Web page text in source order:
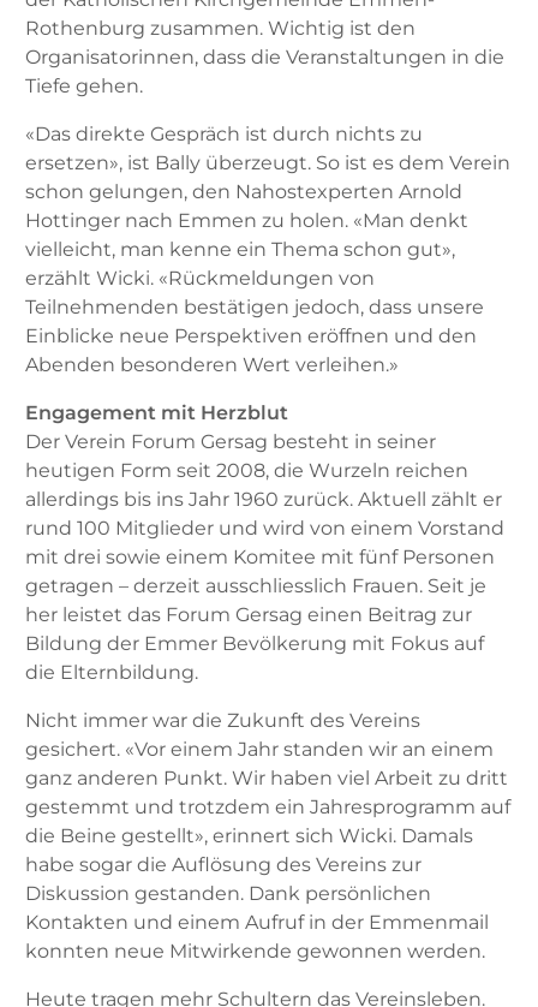
Rothenburg zusammen. Wichtig ist den
Organisatorinnen, dass die Veranstaltungen in die
Tiefe gehen.
«Das direkte Gespräch ist durch nichts zu
ersetzen», ist Bally überzeugt. So ist es dem Verein
schon gelungen, den Nahostexperten Arnold
Hottinger nach Emmen zu holen. «Man denkt
vielleicht, man kenne ein Thema schon gut»,
erzählt Wicki. «Rückmeldungen von
Teilnehmenden bestätigen jedoch, dass unsere
Einblicke neue Perspektiven eröffnen und den
Abenden besonderen Wert verleihen.»
Engagement mit Herzblut
Der Verein Forum Gersag besteht in seiner
heutigen Form seit 2008, die Wurzeln reichen
allerdings bis ins Jahr 1960 zurück. Aktuell zählt er
rund 100 Mitglieder und wird von einem Vorstand
mit drei sowie einem Komitee mit fünf Personen
getragen – derzeit ausschliesslich Frauen. Seit je
her leistet das Forum Gersag einen Beitrag zur
Bildung der Emmer Bevölkerung mit Fokus auf
die Elternbildung.
Nicht immer war die Zukunft des Vereins
gesichert. «Vor einem Jahr standen wir an einem
ganz anderen Punkt. Wir haben viel Arbeit zu dritt
gestemmt und trotzdem ein Jahresprogramm auf
die Beine gestellt», erinnert sich Wicki. Damals
habe sogar die Auflösung des Vereins zur
Diskussion gestanden. Dank persönlichen
Kontakten und einem Aufruf in der Emmenmail
konnten neue Mitwirkende gewonnen werden.
Heute tragen mehr Schultern das Vereins­leben.